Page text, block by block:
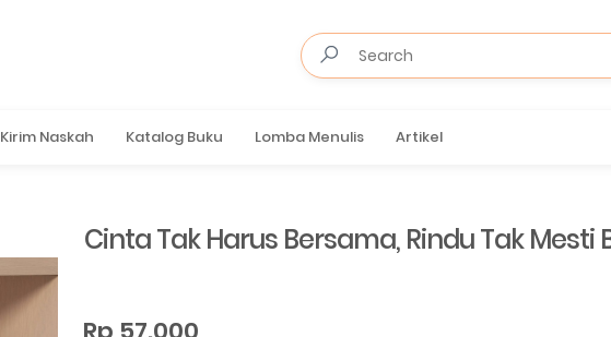
Kirim Naskah Katalog Buku Lomba Menulis Artikel
Cinta Tak Harus Bersama, Rindu Tak Mesti